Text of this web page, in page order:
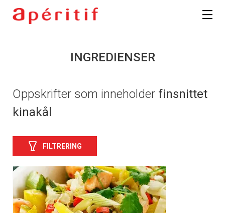
INGREDIENSER
Oppskrifter som inneholder finsnittet
kinakål
FILTRERING